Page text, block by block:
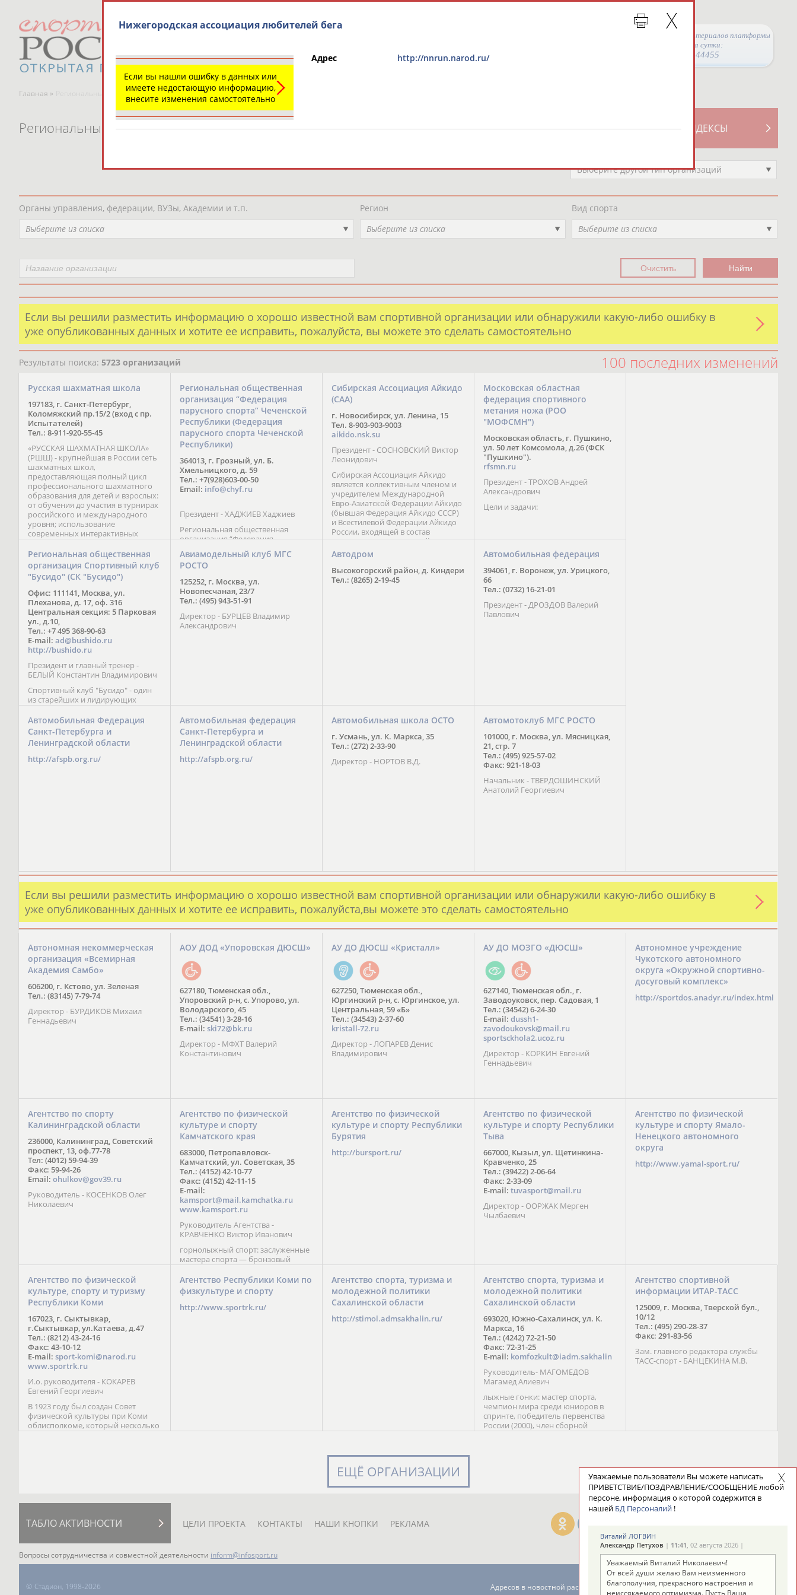
Просмотры материалов платформы
за сутки:
44455
Главная » Региональные спортивные организации
СВОДНЫЕ ИНДЕКСЫ
ТАБЛО АКТИВНОСТИ
РЕСУРСНАЯ ПЛОЩАДКА
Региональные спортивные организации
Выберите другой тип организаций
Органы управления, федерации, ВУЗы, Академии и т.п.
Выберите из списка
Регион
Выберите из списка
Вид спорта
Выберите из списка
Если вы решили разместить информацию о хорошо известной вам спортивной организации или обнаружили какую-либо ошибку в
уже опубликованных данных и хотите ее исправить, пожалуйста, вы можете это сделать самостоятельно
Результаты поиска: 5723 организаций 100 последних изменений
Русская шахматная школа
197183, г. Санкт-Петербург,
Коломяжский пр.15/2 (вход с пр.
Испытателей)
Тел.: 8-911-920-55-45
«РУССКАЯ ШАХМАТНАЯ ШКОЛА»
(РШШ) - крупнейшая в России сеть
шахматных школ,
предоставляющая полный цикл
профессионального шахматного
образования для детей и взрослых:
от обучения до участия в турнирах
российского и международного
уровня; использование
современных интерактивных
методик подачи материала;
обучение на русском и английском
языках; специалисты с опытом
преподавания более 20 лет;
направленность на общее
развитие ребенка: проведение
творческих мастер-классов, уроков
по истории и литературе,
организация регулярных
шахматных сборов на спортивных
базах и в детских лагерях,
проведение встреч с выдающимися
шахматистами; корпоративное
обучение; онлайн обучение в
форме вебинаров и
индивидуальных занятий, круглые
столы российских и
международных тренеров,
трансляция мероприятий и
турниров.
Региональная общественная
организация “Федерация
парусного спорта” Чеченской
Республики (Федерация
парусного спорта Чеченской
Республики)
364013, г. Грозный, ул. Б.
Хмельницкого, д. 59
Тел.: +7(928)603-00-50
Email: info@chyf.ru
Президент - ХАДЖИЕВ Хаджиев
Региональная общественная
организация “Федерация
парусного спорта” Чеченской
Республики начала свою
деятельность в декабре 2016 года.
Миссия федерации состоит в
популяризации парусного спорта,
привлечении и содействии
развитию спорта в этом регионе и
спортсменов на российских и
международных соревнованиях.
Сибирская Ассоциация Айкидо
(САА)
г. Новосибирск, ул. Ленина, 15
Тел. 8-903-903-9003
aikido.nsk.su
Президент - СОСНОВСКИЙ Виктор
Леонидович
Сибирская Ассоциация Айкидо
является коллективным членом и
учредителем Международной
Евро-Азиатской Федерации Айкидо
(бывшая Федерация Айкидо СССР)
и Всестилевой Федерации Айкидо
России, входящей в состав
Национального Совета Айкидо
России, президентом которого
является С. В. Киреенко
Московская областная
федерация спортивного
метания ножа (РОО
"МОФСМН")
Московская область, г. Пушкино,
ул. 50 лет Комсомола, д.26 (ФСК
"Пушкино").
rfsmn.ru
Президент - ТРОХОВ Андрей
Александрович
Цели и задачи:
Региональная общественная
организация Спортивный клуб
"Бусидо" (СК "Бусидо")
Офис: 111141, Москва, ул.
Плеханова, д. 17, оф. 316
Центральная секция: 5 Парковая
ул., д.10,
Тел.: +7 495 368-90-63
E-mail: ad@bushido.ru
http://bushido.ru
Президент и главный тренер -
БЕЛЫЙ Константин Владимирович
Спортивный клуб "Бусидо" - один
из старейших и лидирующих
клубов России, изучающих и
развивающих различные боевые
искусства и, прежде всего, каратэ
Кёкусинкай - первого в мире стиля
контактного каратэ, получившего
огромное развитие во всем
мире. Однако, спектр интересов
Авиамодельный клуб МГС
РОСТО
125252, г. Москва, ул.
Новопесчаная, 23/7
Тел.: (495) 943-51-91
Директор - БУРЦЕВ Владимир
Александрович
Автодром
Высокогорский район, д. Киндери
Тел.: (8265) 2-19-45
Автомобильная федерация
394061, г. Воронеж, ул. Урицкого,
66
Тел.: (0732) 16-21-01
Президент - ДРОЗДОВ Валерий
Павлович
Автомобильная Федерация
Санкт-Петербурга и
Ленинградской области
http://afspb.org.ru/
Автомобильная федерация
Санкт-Петербурга и
Ленинградской области
http://afspb.org.ru/
Автомобильная школа ОСТО
г. Усмань, ул. К. Маркса, 35
Тел.: (272) 2-33-90
Директор - НОРТОВ В.Д.
Автомотоклуб МГС РОСТО
101000, г. Москва, ул. Мясницкая,
21, стр. 7
Тел.: (495) 925-57-02
Факс: 921-18-03
Начальник - ТВЕРДОШИНСКИЙ
Анатолий Георгиевич
Если вы решили разместить информацию о хорошо известной вам спортивной организации или обнаружили какую-либо ошибку в
уже опубликованных данных и хотите ее исправить, пожалуйста,вы можете это сделать самостоятельно
Автономная некоммерческая
организация «Всемирная
Академия Самбо»
606200, г. Кстово, ул. Зеленая
Тел.: (83145) 7-79-74
Директор - БУРДИКОВ Михаил
Геннадьевич
АОУ ДОД «Упоровская ДЮСШ»
627180, Тюменская обл.,
Упоровский р-н, с. Упорово, ул.
Володарского, 45
Тел.: (34541) 3-28-16
E-mail: ski72@bk.ru
Директор - МФХТ Валерий
Константинович
АУ ДО ДЮСШ «Кристалл»
627250, Тюменская обл.,
Юргинский р-н, с. Юргинское, ул.
Центральная, 59 «Б»
Тел.: (34543) 2-37-60
kristall-72.ru
Директор - ЛОПАРЕВ Денис
Владимирович
АУ ДО МОЗГО «ДЮСШ»
627140, Тюменская обл., г.
Заводоуковск, пер. Садовая, 1
Тел.: (34542) 6-24-30
​E-mail: dussh1-
zavodoukovsk@mail.ru
sportsckhola2.ucoz.ru
Директор - КОРКИН Евгений
Геннадьевич
Автономное учреждение
Чукотского автономного
округа «Окружной спортивно-
досуговый комплекс»
http://sportdos.anadyr.ru/index.html
Агентство по спорту
Калининградской области
236000, Калининград, Советский
проспект, 13, оф.77-78
Тел: (4012) 59-94-39
Факс: 59-94-26
Email: ohulkov@gov39.ru
Руководитель - КОСЕНКОВ Олег
Николаевич
Агентство по физической
культуре и спорту
Камчатского края
683000, Петропавловск-
Камчатский, ул. Советская, 35
Тел.: (4152) 42-10-77
Факс: (4152) 42-11-15
E-mail:
kamsport@mail.kamchatka.ru
www.kamsport.ru
Руководитель Агентства -
КРАВЧЕНКО Виктор Иванович
горнолыжный спорт: заслуженные
мастера спорта — бронзовый
призер Кубка мира (1997),
обладатель Кубка Европы (2002) В.
Зеленская; бронзовый призер
Паралимпийских игр в Солт-Лейк-
Сити (2002) А. Мошкин; мастер
Агентство по физической
культуре и спорту Республики
Бурятия
http://bursport.ru/
Агентство по физической
культуре и спорту Республики
Тыва
667000, Кызыл, ул. Щетинкина-
Кравченко, 25
Тел.: (39422) 2-06-64
Факс: 2-33-09
E-mail: tuvasport@mail.ru
Директор - ООРЖАК Мерген
Чылбаевич
Агентство по физической
культуре и спорту Ямало-
Ненецкого автономного
округа
http://www.yamal-sport.ru/
Агентство по физической
культуре, спорту и туризму
Республики Коми
167023, г. Сыктывкар,
г.Сыктывкар, ул.Катаева, д.47
Тел.: (8212) 43-24-16
Факс: 43-10-12
E-mail: sport-komi@narod.ru
www.sportrk.ru
И.о. руководителя - КОКАРЕВ
Евгений Георгиевич
В 1923 году был создан Совет
физической культуры при Коми
облисполкоме, который несколько
раз реорганизовывался; с 1994 года
Агентство Республики Коми по
физкультуре и спорту
http://www.sportrk.ru/
Агентство спорта, туризма и
молодежной политики
Сахалинской области
http://stimol.admsakhalin.ru/
Агентство спорта, туризма и
молодежной политики
Сахалинской области
693020, Южно-Сахалинск, ул. К.
Маркса, 16
Тел.: (4242) 72-21-50
Факс: 72-31-25
E-mail: komfozkult@iadm.sakhalin
Руководитель- МАГОМЕДОВ
Магамед Алиевич
лыжные гонки: мастер спорта,
чемпион мира среди юниоров в
спринте, победитель первенства
России (2000), член сборной
команды России С. Новиков;
Кубка России (1999) В. Разницын;
первенств России (1999, 2000), член
юниорской сборной команды
Агентство спортивной
информации ИТАР-ТАСС
125009, г. Москва, Тверской бул.,
10/12
Тел.: (495) 290-28-37
Факс: 291-83-56
Зам. главного редактора службы
ТАСС-спорт - БАНЦЕКИНА М.В.
ЕЩЁ ОРГАНИЗАЦИИ
Нижегородская ассоциация любителей бега
Если вы нашли ошибку в данных или
имеете недостающую информацию,
внесите изменения самостоятельно
Адрес http://nnrun.narod.ru/
ТАБЛО АКТИВНОСТИ ЦЕЛИ ПРОЕКТА КОНТАКТЫ НАШИ КНОПКИ РЕКЛАМА
Вопросы сотрудничества и совместной деятельности inform@infosport.ru
© Стадион, 1998-2026 Адресов в новостной рассылке: 996
Уважаемые пользователи Вы можете написать
ПРИВЕТСТВИЕ/ПОЗДРАВЛЕНИЕ/СООБЩЕНИЕ любой
персоне, информация о которой содержится в
нашей БД Персоналий !
Виталий ЛОГВИН
Александр Петухов | 11:41, 02 августа 2026 |
Уважаемый Виталий Николаевич!
От всей души желаю Вам неизменного
благополучия, прекрасного настроения и
неиссякаемого оптимизма. Пусть Ваша